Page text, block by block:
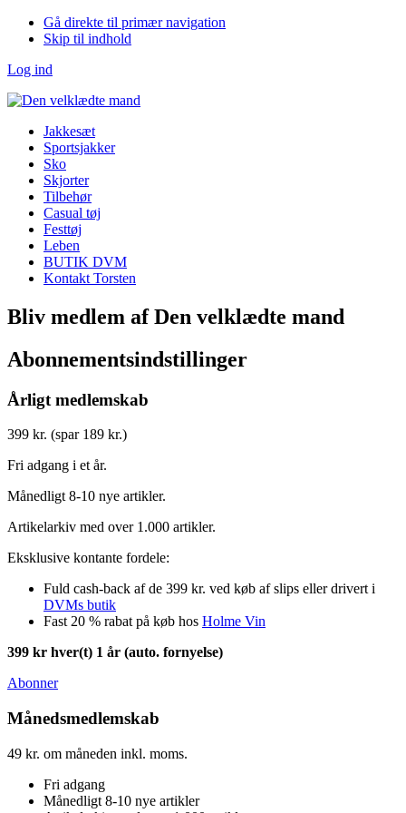
Gå direkte til primær navigation
Skip til indhold
Log ind
Jakkesæt
Sportsjakker
Sko
Skjorter
Tilbehør
Casual tøj
Festtøj
Leben
BUTIK DVM
Kontakt Torsten
Bliv medlem af Den velklædte mand
Abonnementsindstillinger
Årligt medlemskab
399 kr. (spar 189 kr.)
Fri adgang i et år.
Månedligt 8-10 nye artikler.
Artikelarkiv med over 1.000 artikler.
Eksklusive kontante fordele:
Fuld cash-back af de 399 kr. ved køb af slips eller drivert i
DVMs butik
Fast 20 % rabat på køb hos Holme Vin
399 kr hver(t) 1 år (auto. fornyelse)
Abonner
Månedsmedlemskab
49 kr. om måneden inkl. moms.
Fri adgang
Månedligt 8-10 nye artikler